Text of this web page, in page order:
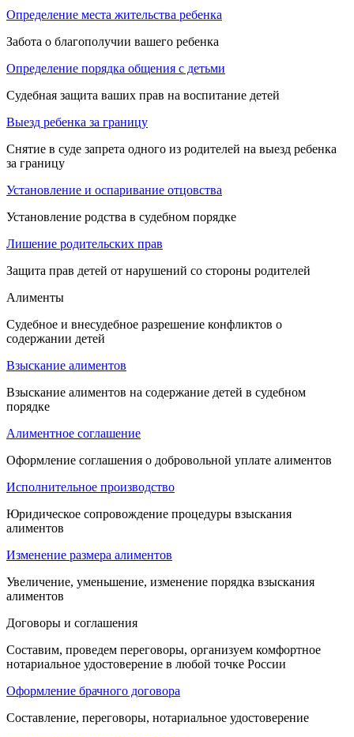
Определение места жительства ребенка
Забота о благополучии вашего ребенка
Определение порядка общения с детьми
Судебная защита ваших прав на воспитание детей
Выезд ребенка за границу
Снятие в суде запрета одного из родителей на выезд ребенка
за границу
Установление и оспаривание отцовства
Установление родства в судебном порядке
Лишение родительских прав
Защита прав детей от нарушений со стороны родителей
Алименты
Судебное и внесудебное разрешение конфликтов о
содержании детей
Взыскание алиментов
Взыскание алиментов на содержание детей в судебном
порядке
Алиментное соглашение
Оформление соглашения о добровольной уплате алиментов
Исполнительное производство
Юридическое сопровождение процедуры взыскания
алиментов
Изменение размера алиментов
Увеличение, уменьшение, изменение порядка взыскания
алиментов
Договоры и соглашения
Составим, проведем переговоры, организуем комфортное
нотариальное удостоверение в любой точке России
Оформление брачного договора
Составление, переговоры, нотариальное удостоверение